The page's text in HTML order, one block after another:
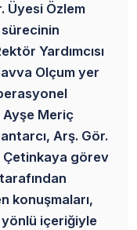
Üyesi Özlem
Yardımcısı
Olçum yer
Ayşe Meriç
Arş. Gör.
Çetinkaya görev
konuşmaları,
içeriğiyle